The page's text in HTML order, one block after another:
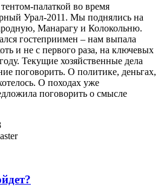
палаткой во время
Урал-2011. Мы поднялись на
Манарагу и Колокольню.
гостеприимен – нам выпала
и не с первого раза, на ключевых
Текущие хозяйственные дела
поговорить. О политике, деньгах,
О походах уже
поговорить о смысле